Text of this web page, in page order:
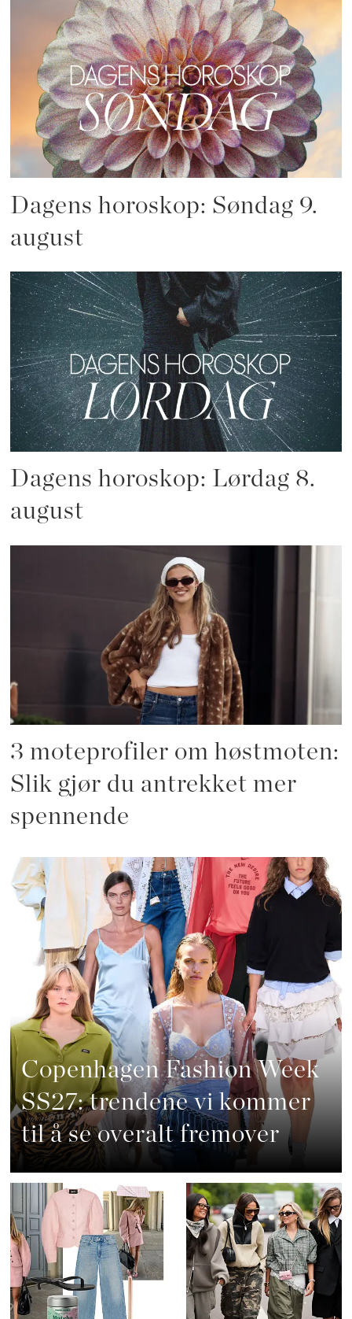
Dagens horoskop: Søndag 9.
august
Dagens horoskop: Lørdag 8.
august
3 moteprofiler om høstmoten:
Slik gjør du antrekket mer
spennende
Copenhagen Fashion Week
SS27: trendene vi kommer
til å se overalt fremover